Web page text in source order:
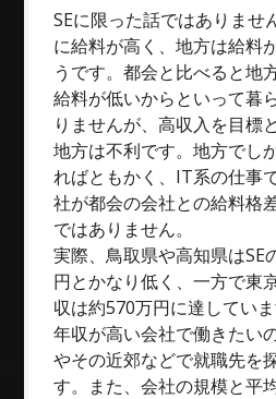
SEに限った話ではありませ
に給料が高く、地方は給料
うです。都会と比べると地
給料が低いからといって暮
りませんが、高収入を目標
地方は不利です。地方でし
ればともかく、IT系の仕事
社が都会の会社との給料格
ではありません。
実際、鳥取県や高知県はSE
円とかなり低く、一方で東
収は約570万円に達していま
年収が高い会社で働きたい
やその近郊などで就職先を
す。また、会社の規模と平